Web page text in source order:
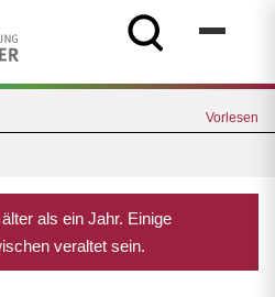
Vorlesen
als ein Jahr. Einige
veraltet sein.